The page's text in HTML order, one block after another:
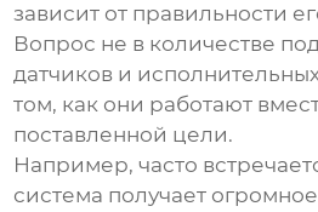
зависит от правильности
Вопрос не в количестве
датчиков и
том, как они работают
поставленной цели.
Например, часто
система получает